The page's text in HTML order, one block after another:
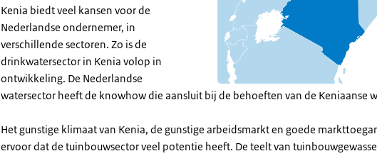
Kenia biedt veel kansen voor de
Nederlandse ondernemer, in
verschillende sectoren. Zo is de
drinkwatersector in Kenia volop in
ontwikkeling. De Nederlandse
watersector heeft de knowhow die aansluit bij de behoeften van de Keniaanse
Het gunstige klimaat van Kenia, de gunstige arbeidsmarkt en goede
ervoor dat de tuinbouwsector veel potentie heeft. De teelt van